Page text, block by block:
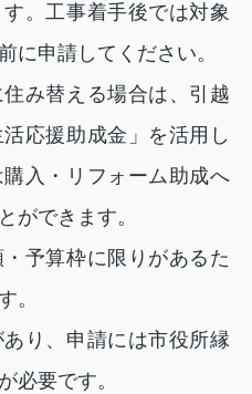
。工事着手後では対象
に申請してください。
み替える場合は、引越
応援助成金」を活用し
入・リフォーム助成へ
ができます。
予算枠に限りがあるた
。
り、申請には市役所縁
必要です。